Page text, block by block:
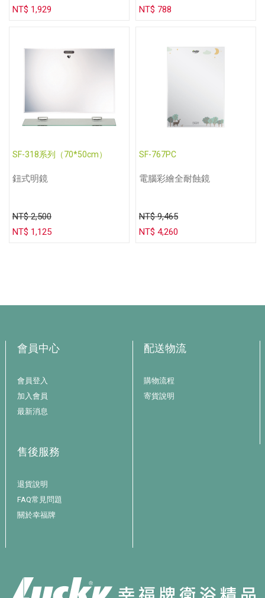
NT$ 1,929
NT$ 788
SF-318系列（70*50cm）
鈕式明鏡
NT$ 2,500
NT$ 1,125
SF-767PC
電腦彩繪全耐蝕鏡
NT$ 9,465
NT$ 4,260
會員中心
會員登入
加入會員
最新消息
配送物流
購物流程
寄貨說明
售後服務
退貨說明
FAQ常見問題
關於幸福牌